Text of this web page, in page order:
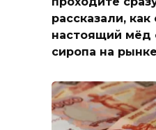
рассказали, как
настоящий мёд
сиропа на рынке